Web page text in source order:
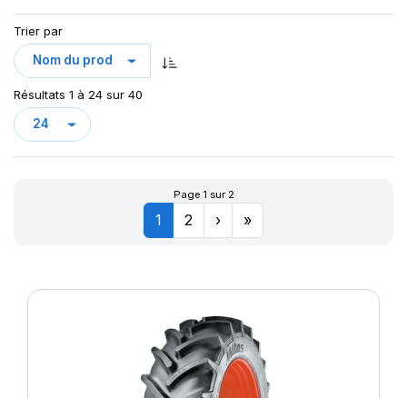
SFT
SUP 8L
TL AC85
TRAKER
Trier par
Résultats 1 à 24 sur 40
Page 1 sur 2
1 2 › »